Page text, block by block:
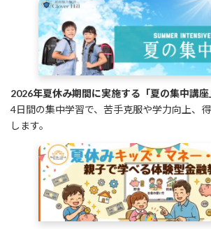
2026年夏休み期間に実施する「夏の集中講座
4日間の集中学習で、苦手克服や学力向上、
します。